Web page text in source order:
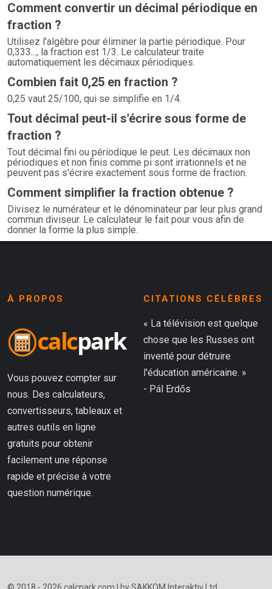
Comment convertir un décimal périodique en
fraction ?
Utilisez l'algèbre pour éliminer la partie périodique. Pour
0,333..., la fraction est 1/3. Le calculateur traite
automatiquement les décimaux périodiques.
Combien fait 0,25 en fraction ?
0,25 vaut 25/100, qui se simplifie en 1/4.
Tout décimal peut-il s'écrire sous forme de
fraction ?
Tout décimal fini ou périodique le peut. Les décimaux non
périodiques et non finis comme pi sont irrationnels et ne
peuvent pas s'écrire exactement sous forme de fraction.
Comment simplifier la fraction obtenue ?
Divisez le numérateur et le dénominateur par leur plus grand
commun diviseur. Le calculateur le fait pour vous afin de
donner la forme la plus simple.
À PROPOS
Vous pouvez compter sur
nous. Des calculateurs,
convertisseurs, tableaux et
autres outils en ligne
gratuits pour obtenir
facilement une réponse
rapide et précise à votre
question numérique.
CITATIONS CÉLÈBRES
« La télévision est quelque
chose que les Russes ont
inventé pour détruire
l'éducation américaine. »
- Pál Erdős